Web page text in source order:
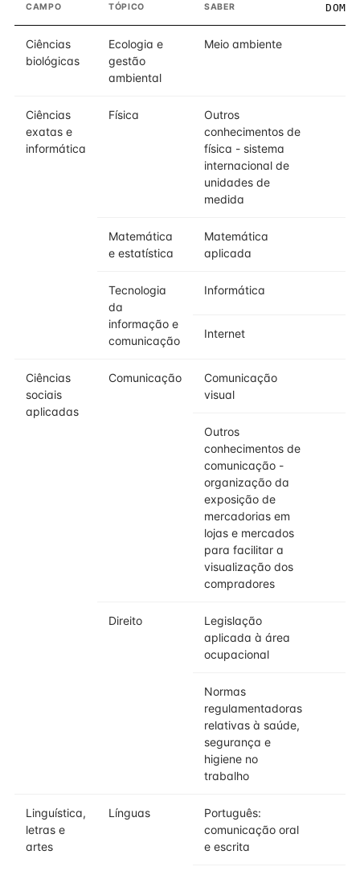
CAMPO TÓPICO SABER
Ciências
biológicas
Ecologia e
gestão
ambiental
Meio ambiente
Ciências
exatas e
informática
Física
Outros
conhecimentos de
física - sistema
internacional de
unidades de
medida
Matemática
e estatística
Matemática
aplicada
Tecnologia
da
informação e
comunicação
Informática
Internet
Ciências
sociais
aplicadas
Comunicação
Comunicação
visual
Outros
conhecimentos de
comunicação -
organização da
exposição de
mercadorias em
lojas e mercados
para facilitar a
visualização dos
compradores
Direito
Legislação
aplicada à área
ocupacional
Normas
regulamentadoras
relativas à saúde,
segurança e
higiene no
trabalho
Linguística,
letras e
artes
Línguas
Português:
comunicação oral
e escrita